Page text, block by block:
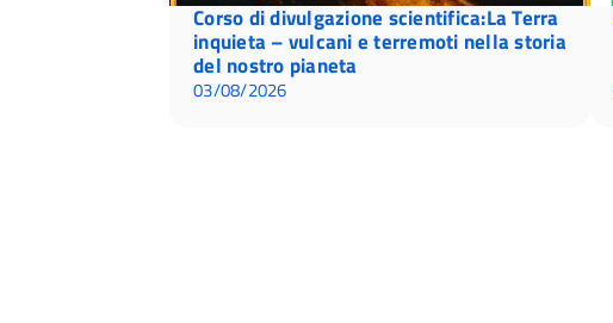
Corso di divulgazione scientifica:La Terra
inquieta – vulcani e terremoti nella storia
del nostro pianeta
03/08/2026